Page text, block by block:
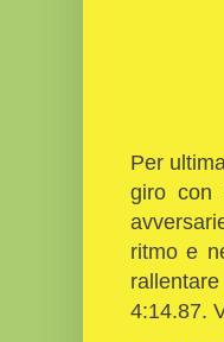
Per
giro con
ritmo e
4:14.87.